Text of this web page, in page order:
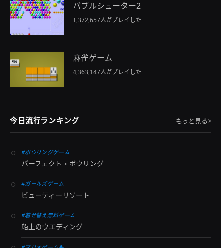
バブルシューター2
1,372,657人がプレイした
麻雀ゲーム
4,363,147人がプレイした
今日流行ランキング もっと見る>
#ボウリングゲーム
パーフェクト・ボウリング
#ガールズゲーム
ビューティーリゾート
#着せ替え無料ゲーム
船上のウエディング